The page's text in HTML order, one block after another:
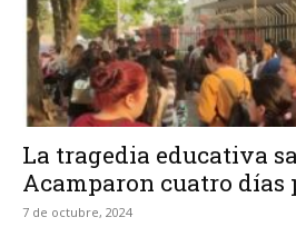
La tragedia educativa
Acamparon cuatro días
7 de octubre, 2024